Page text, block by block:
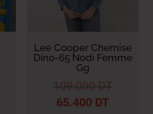
Lee Cooper Chemise
Dino-65 Nodi Femme
Gg
109.000 DT
65.400 DT